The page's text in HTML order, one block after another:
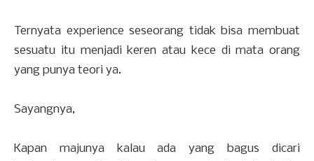
Ternyata experience seseorang tidak bisa membuat
sesuatu itu menjadi keren atau kece di mata orang
yang punya teori ya.
Sayangnya,
Kapan majunya kalau ada yang bagus dicari